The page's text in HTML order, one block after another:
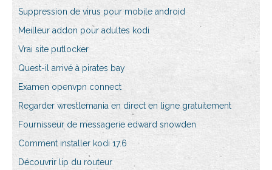
Suppression de virus pour mobile android
Meilleur addon pour adultes kodi
Vrai site putlocker
Quest-il arrivé à pirates bay
Examen openvpn connect
Regarder wrestlemania en direct en ligne gratuitement
Fournisseur de messagerie edward snowden
Comment installer kodi 17.6
Découvrir lip du routeur